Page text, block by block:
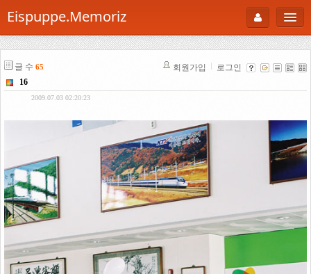
Eispuppe.Memoriz
로그인
About
AboutTori
Photo
B Cut
Portfolio
공부방
글 수 65 회원가입 로그인
16
2009.07.03 02:20:23